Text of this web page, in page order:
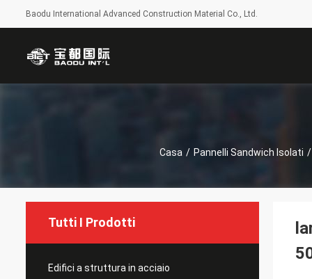
Baodu International Advanced Construction Material Co., Ltd.
Casa / Pannelli Sandwich Isolati /
Tutti I Prodotti
Edifici a struttura in acciaio